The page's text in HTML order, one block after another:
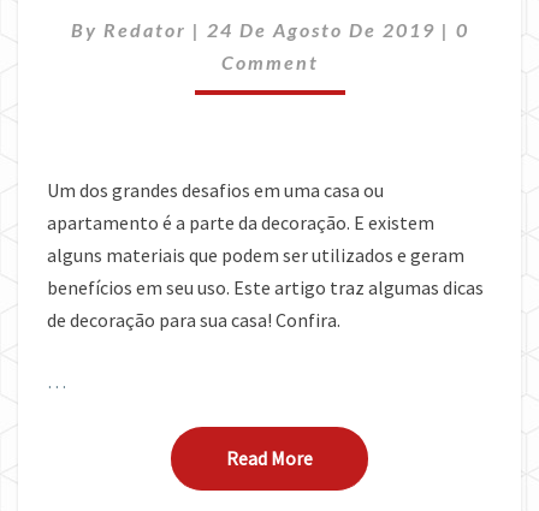
SUA
CASA
By Redator | 24 De Agosto De 2019 | 0
Comment
Um dos grandes desafios em uma casa ou
apartamento é a parte da decoração. E existem
alguns materiais que podem ser utilizados e geram
benefícios em seu uso. Este artigo traz algumas dicas
de decoração para sua casa! Confira.
…
Read MoreRead More